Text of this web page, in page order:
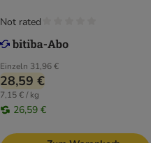
Einzeln 31,96 €
28,59 €
7,15 € / kg
26,59 €
Not rated